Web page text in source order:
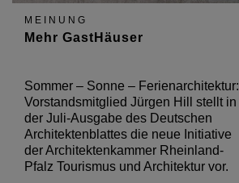
MEINUNG
Mehr GastHäuser
Sommer – Sonne – Ferienarchitektur:
Vorstandsmitglied Jürgen Hill stellt in
der Juli-Ausgabe des Deutschen
Architektenblattes die neue Initiative
der Architektenkammer Rheinland-
Pfalz Tourismus und Architektur vor.